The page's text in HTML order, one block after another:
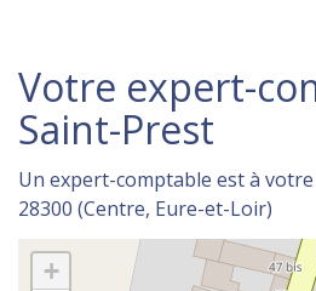
Votre expert-
Saint-Prest
Un expert-comptable est à
28300 (Centre, Eure-et-Loir)
+